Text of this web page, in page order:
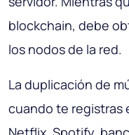
blockchain, debe
los nodos de la red.
La duplicación de
cuando te registras